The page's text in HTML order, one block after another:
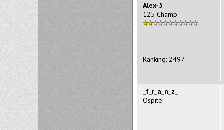
Alex-5
125 Champ
Ranking: 2497
_f_r_a_n_z_
Ospite